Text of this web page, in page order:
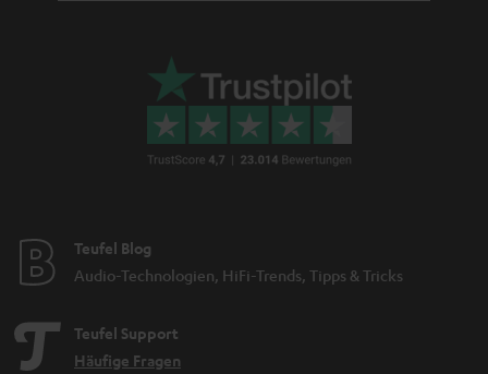
absolut hochwertig transformiert. Die Überlegenheit gegenüber
gewöhnlichen Lautsprecherverbindungen ist hörbar. Diese Audiokabel
eignen sich besonders für die überragenden THX-Systeme im Teufel-
Sortiment. Ein weniger verlustbehaftetes OFC Kupferkabel sorgt für einen
besseren Leitungsprozess mit vermindertem Widerstand, welches ein
bzw. Erhöhung des Widerstandes des Kabels weitestgehend vermieden
wird. Das Kupfer hohen Reinheitsgrades wird in einem speziellen,
langwierigen Prozess bearbeitet. Die Konsequenz: Klangqualität über
Verbindungskabel für den Subwoofer sind ebenfalls im Lieferumfang
enthalten.
Teufel Blog
Audio-Technologien, HiFi-Trends, Tipps & Tricks
Teufel Support
Häufige Fragen